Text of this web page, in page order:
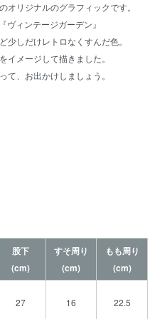
オリジナルのグラフィックです。
ヴィンテージガーデン』
少しだけレトロなくすんだ色。
メージして描きました。
、お出かけしましょう。
股下
(cm)
すそ周り
(cm)
もも周り
(cm)
27 16 22.5